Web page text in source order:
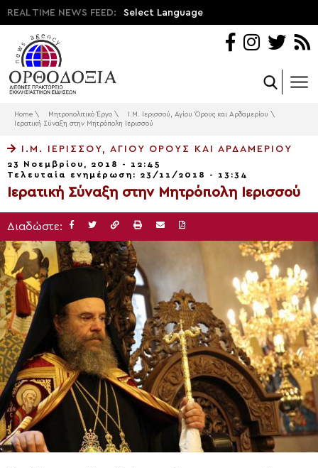
REAL TIME NEWS FEED: Select Language
Home \ Μητροπολιτικό Έργο \ Ι.Μ. Ιερισσού, Αγίου Όρους και Αρδαμερίου \
Ιερατική Σύναξη στην Μητρόπολη Ιερισσού
Ι.Μ. ΙΕΡΙΣΣΟΎ, ΑΓΊΟΥ ΌΡΟΥΣ ΚΑΙ ΑΡΔΑΜΕΡΊΟΥ
23 Νοεμβρίου, 2018 - 12:45
Τελευταία ενημέρωση: 23/11/2018 - 13:34
Ιερατική Σύναξη στην Μητρόπολη Ιερισσού
Διαδώστε: